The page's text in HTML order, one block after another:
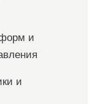
и
и